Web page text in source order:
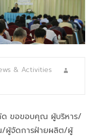
& Activities
ด ขอขอบคุณ ผู้บริหาร/
/ผู้จัดการฝ่ายผลิต/ผู้